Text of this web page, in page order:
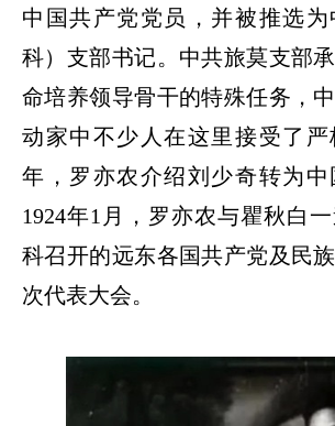
中国共产党党员，并被推选
科）支部书记。中共旅莫支部
命培养领导骨干的特殊任务，
动家中不少人在这里接受了严
年，罗亦农介绍刘少奇转为中
1924年1 月，罗亦农与瞿秋白
科召开的远东各国共产党及民
次代表大会。